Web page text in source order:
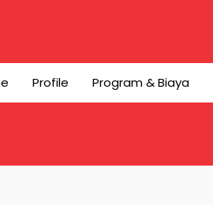
Profile Program & Biaya